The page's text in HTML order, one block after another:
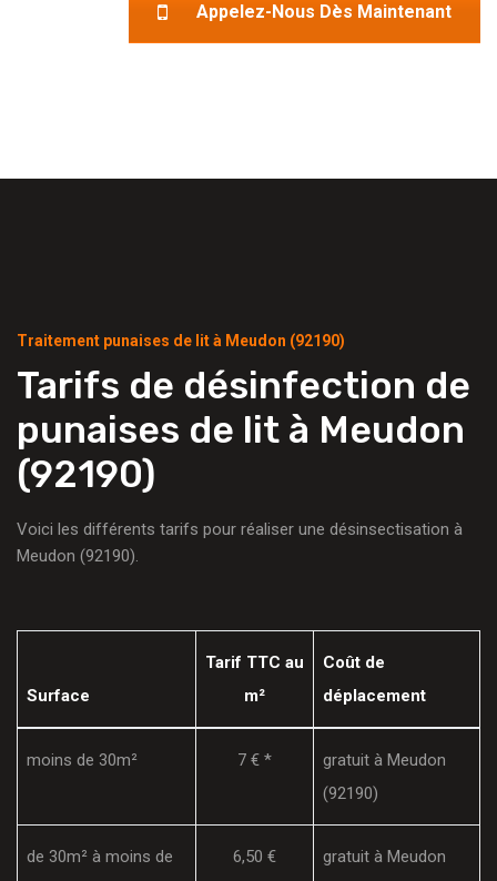
Appelez-Nous Dès Maintenant
Traitement punaises de lit à Meudon (92190)
Tarifs de désinfection de
punaises de lit à Meudon
(92190)
Voici les différents tarifs pour réaliser une désinsectisation à
Meudon (92190).
Surface
Tarif TTC au
m²
Coût de
déplacement
moins de 30m² 7 € *
gratuit à Meudon
(92190)
de 30m² à moins de
6,50 €
gratuit à Meudon